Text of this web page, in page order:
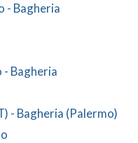
- Bagheria
Bagheria
- Bagheria (Palermo)